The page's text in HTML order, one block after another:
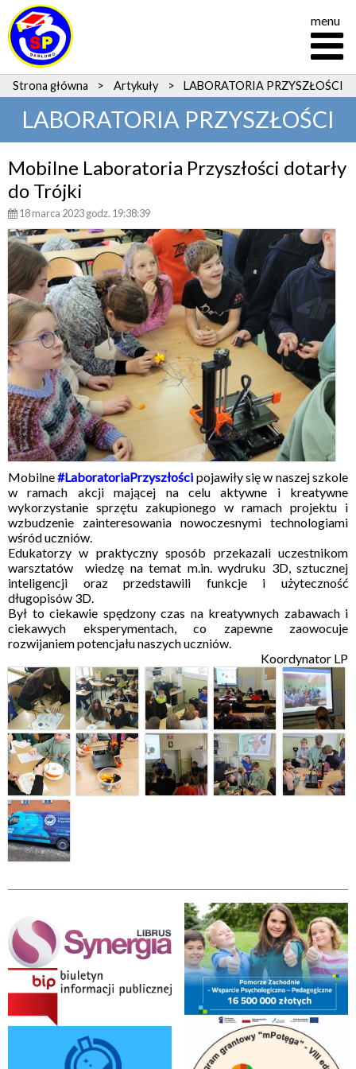
menu
Strona główna > Artykuły > LABORATORIA PRZYSZŁOŚCI
LABORATORIA PRZYSZŁOŚCI
Mobilne Laboratoria Przyszłości dotarły
do Trójki
18 marca 2023 godz. 19:38:39
Mobilne#LaboratoriaPrzyszłości pojawiły się w naszej szkole
w ramach akcji mającej na celu aktywne i kreatywne
wykorzystanie sprzętu zakupionego w ramach projektu i
wzbudzenie zainteresowania nowoczesnymi technologiami
wśród uczniów.
Edukatorzy w praktyczny sposób przekazali uczestnikom
warsztatów wiedzę na temat m.in. wydruku 3D, sztucznej
inteligencji oraz przedstawili funkcje i użyteczność
długopisów 3D.
Był to ciekawie spędzony czas na kreatywnych zabawach i
ciekawych eksperymentach, co zapewne zaowocuje
rozwijaniem potencjału naszych uczniów.
Koordynator LP